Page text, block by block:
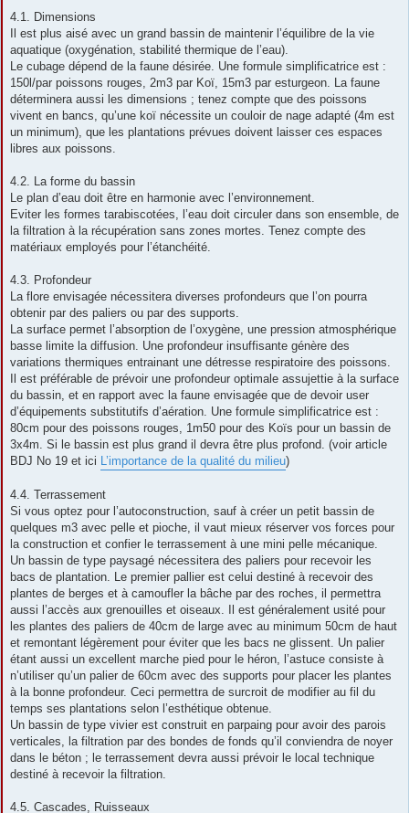
e
4.1. Dimensions
Il est plus aisé avec un grand bassin de maintenir l’équilibre de la vie
aquatique (oxygénation, stabilité thermique de l’eau).
Le cubage dépend de la faune désirée. Une formule simplificatrice est :
150l/par poissons rouges, 2m3 par Koï, 15m3 par esturgeon. La faune
déterminera aussi les dimensions ; tenez compte que des poissons
vivent en bancs, qu’une koï nécessite un couloir de nage adapté (4m est
un minimum), que les plantations prévues doivent laisser ces espaces
libres aux poissons.
4.2. La forme du bassin
Le plan d’eau doit être en harmonie avec l’environnement.
Eviter les formes tarabiscotées, l’eau doit circuler dans son ensemble, de
la filtration à la récupération sans zones mortes. Tenez compte des
matériaux employés pour l’étanchéité.
4.3. Profondeur
La flore envisagée nécessitera diverses profondeurs que l’on pourra
obtenir par des paliers ou par des supports.
La surface permet l’absorption de l’oxygène, une pression atmosphérique
basse limite la diffusion. Une profondeur insuffisante génère des
variations thermiques entrainant une détresse respiratoire des poissons.
Il est préférable de prévoir une profondeur optimale assujettie à la surface
du bassin, et en rapport avec la faune envisagée que de devoir user
d’équipements substitutifs d’aération. Une formule simplificatrice est :
80cm pour des poissons rouges, 1m50 pour des Koïs pour un bassin de
3x4m. Si le bassin est plus grand il devra être plus profond. (voir article
BDJ No 19 et ici
L’importance de la qualité du milieu)
4.4. Terrassement
Si vous optez pour l’autoconstruction, sauf à créer un petit bassin de
quelques m3 avec pelle et pioche, il vaut mieux réserver vos forces pour
la construction et confier le terrassement à une mini pelle mécanique.
Un bassin de type paysagé nécessitera des paliers pour recevoir les
bacs de plantation. Le premier pallier est celui destiné à recevoir des
plantes de berges et à camoufler la bâche par des roches, il permettra
aussi l’accès aux grenouilles et oiseaux. Il est généralement usité pour
les plantes des paliers de 40cm de large avec au minimum 50cm de haut
et remontant légèrement pour éviter que les bacs ne glissent. Un palier
étant aussi un excellent marche pied pour le héron, l’astuce consiste à
n’utiliser qu’un palier de 60cm avec des supports pour placer les plantes
à la bonne profondeur. Ceci permettra de surcroit de modifier au fil du
temps ses plantations selon l’esthétique obtenue.
Un bassin de type vivier est construit en parpaing pour avoir des parois
verticales, la filtration par des bondes de fonds qu’il conviendra de noyer
dans le béton ; le terrassement devra aussi prévoir le local technique
destiné à recevoir la filtration.
4.5. Cascades, Ruisseaux